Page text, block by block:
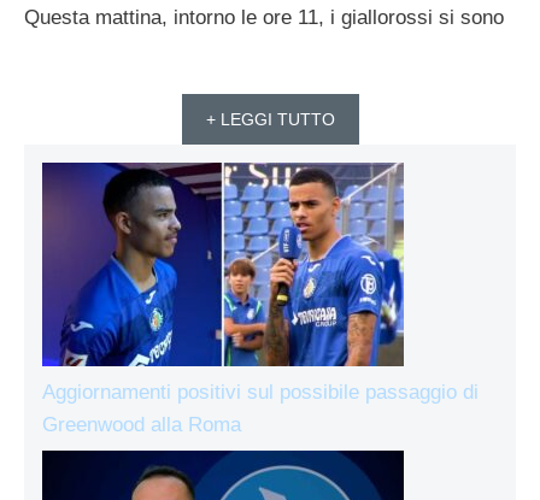
Questa mattina, intorno le ore 11, i giallorossi si sono
+ LEGGI TUTTO
Aggiornamenti positivi sul possibile passaggio di
Greenwood alla Roma